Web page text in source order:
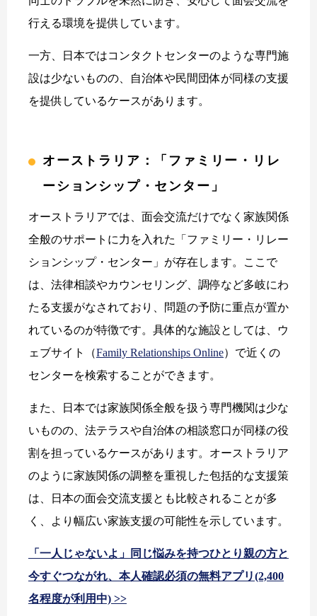
行える環境を提供しています。
一方、日本ではコンタクトセンターのような専門施
設は少ないものの、自治体や民間団体が同様の支援
を提供しているケースがあります。
オーストラリア：「ファミリー・リレ
ーションシップ・センター」
オーストラリアでは、面会交流だけでなく家族関係
全般のサポートに力を入れた「ファミリー・リレー
ションシップ・センター」が存在します。ここで
は、法律相談やカウンセリング、調停など多岐にわ
たる支援がなされており、問題の予防に重点が置か
れているのが特徴です。具体的な施設としては、ウ
ェブサイト（Family Relationships Online）で近くの
センターを検索することができます。
また、日本では家族関係全般を扱う専門機関は少な
いものの、法テラスや自治体の相談窓口が同様の役
割を担っているケースがあります。オーストラリア
のように家族関係の調整を重視した包括的な支援策
は、日本の面会交流支援とも比較されることが多
く、より幅広い家族支援の可能性を示しています。
「一人じゃないよ」同じ悩みを持つひとり親の方と
今すぐつながれ、本人確認必須の無料アプリ(2,400
名程度が利用中) >>